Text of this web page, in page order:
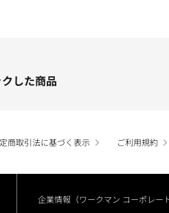
した商品
商取引法に基づく表示 ご利用規約
企業情報（ワークマン コーポレー